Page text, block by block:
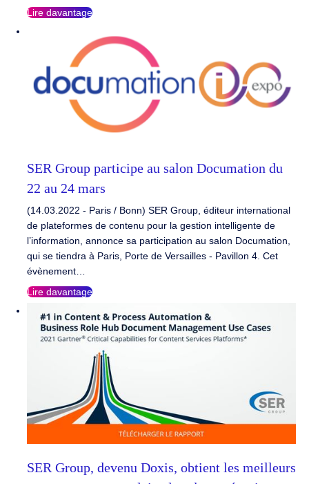
Lire davantage
SER Group participe au salon Documation du
22 au 24 mars
(14.03.2022 - Paris / Bonn) SER Group, éditeur international
de plateformes de contenu pour la gestion intelligente de
l’information, annonce sa participation au salon Documation,
qui se tiendra à Paris, Porte de Versailles - Pavillon 4. Cet
évènement…
Lire davantage
SER Group, devenu Doxis, obtient les meilleurs